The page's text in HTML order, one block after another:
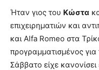
Ήταν γιος του Κώστα
επιχειρηματιών και
και Alfa Romeo στα
προγραμματισμένος για
Σάββατο είχε